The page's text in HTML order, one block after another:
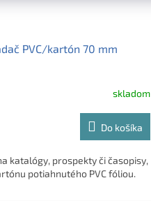
PVC/kartón 70 mm
skladom
Do košíka
katalógy, prospekty či časopisy,
potiahnutého PVC fóliou.